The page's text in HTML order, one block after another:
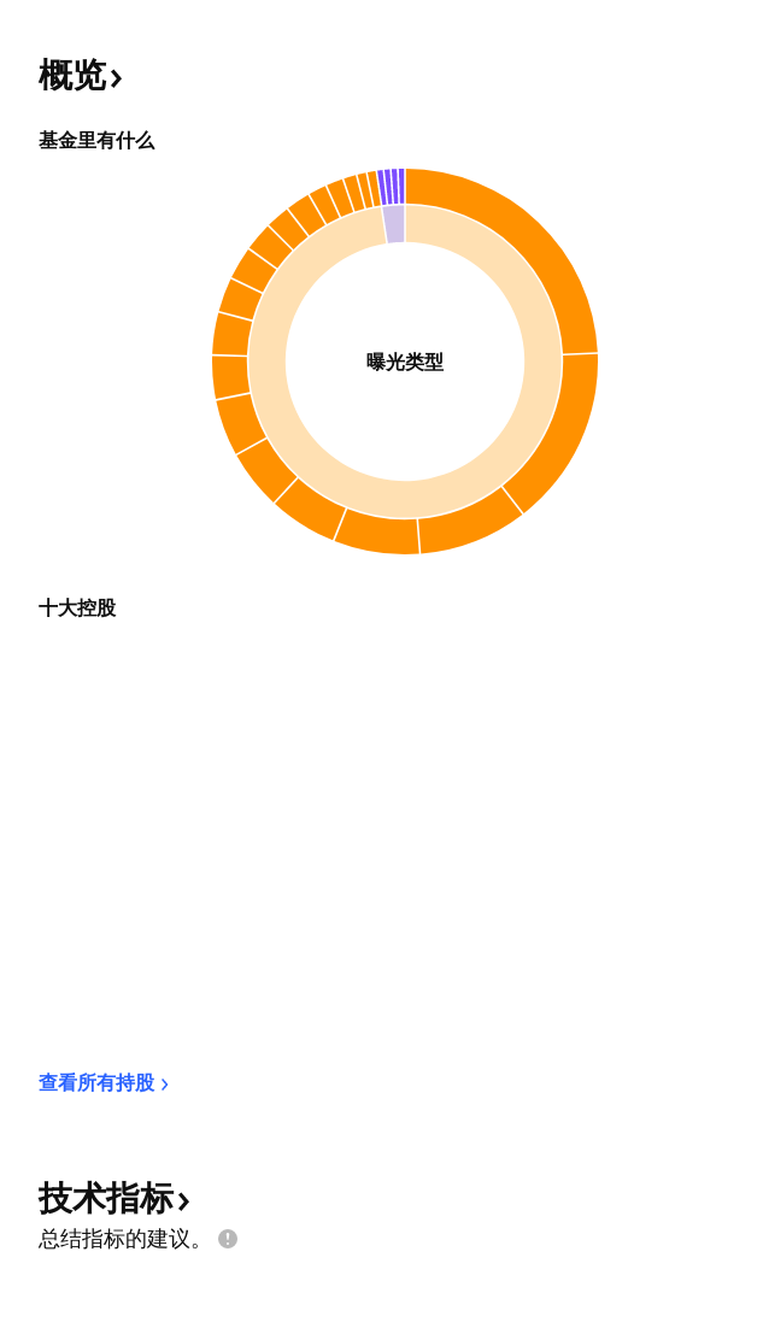
概览
基金里有什么
曝光类型
十大控股
查看所有持股
技术指标
总结指标的建议。